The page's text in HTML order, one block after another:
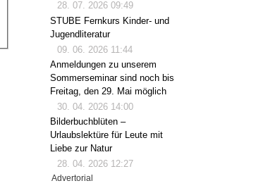
28. 07. 2026 09:49
STUBE Fernkurs Kinder- und
Jugendliteratur
09. 06. 2026 11:44
Anmeldungen zu unserem
Sommerseminar sind noch bis
Freitag, den 29. Mai möglich
30. 04. 2026 14:00
Bilderbuchblüten –
Urlaubslektüre für Leute mit
Liebe zur Natur
28. 04. 2026 12:27
Advertorial